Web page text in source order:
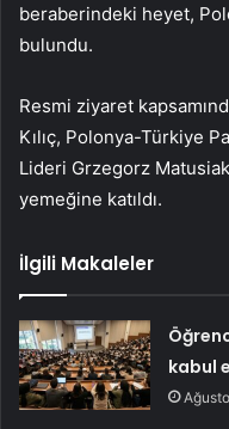
beraberindeki heyet,
bulundu.
Resmi ziyaret
Kılıç, Polonya-Türkiye
Lideri Grzegorz
yemeğine katıldı.
İlgili Makaleler
kabul